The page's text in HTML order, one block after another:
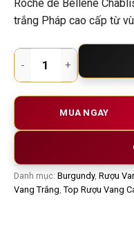
Roche de Bellene
trắng Pháp cao cấp từ
Rượu Vang Trắng
MUA NGAY
Danh mục: Burgundy, Rượu
Vang Trắng Top Rượu Vang